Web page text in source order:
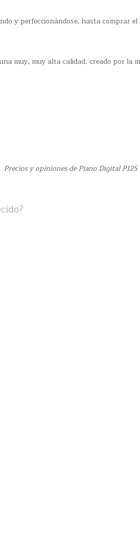
y perfeccionándose, hasta comprar el
muy, muy alta calidad, creado por la
Precios y opiniones de Piano Digital P125